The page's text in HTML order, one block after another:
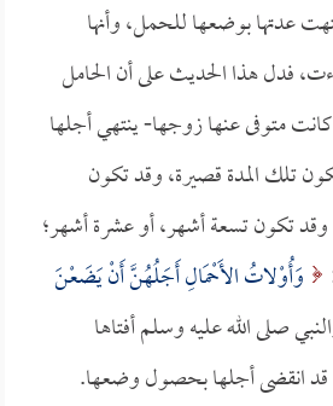
عدتها بوضعها للحمل، وأنها
فدل هذا الحديث على أن الحامل
متوفى عنها زوجها- ينتهي أجلها
تلك المدة قصيرة، وقد تكون
تكون تسعة أشهر، أو عشرة أشهر؛
وَأُوْلاتُ الأَحْمَالِ أَجَلُهُنَّ أَنْ يَضَعْنَ
والنبي صلى الله عليه وسلم أفتاها
قد انقضى أجلها بحصول وضعها.